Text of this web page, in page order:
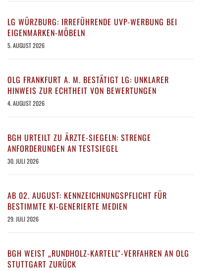
LG WÜRZBURG: IRREFÜHRENDE UVP-WERBUNG BEI
EIGENMARKEN-MÖBELN
5. AUGUST 2026
OLG FRANKFURT A. M. BESTÄTIGT LG: UNKLARER
HINWEIS ZUR ECHTHEIT VON BEWERTUNGEN
4. AUGUST 2026
BGH URTEILT ZU ÄRZTE-SIEGELN: STRENGE
ANFORDERUNGEN AN TESTSIEGEL
30. JULI 2026
AB 02. AUGUST: KENNZEICHNUNGSPFLICHT FÜR
BESTIMMTE KI-GENERIERTE MEDIEN
29. JULI 2026
BGH WEIST „RUNDHOLZ-KARTELL“-VERFAHREN AN OLG
STUTTGART ZURÜCK